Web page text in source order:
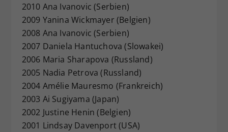
2010 Ana Ivanovic (Serbien)
2009 Yanina Wickmayer (Belgien)
2008 Ana Ivanovic (Serbien)
2007 Daniela Hantuchova (Slowakei)
2006 Maria Sharapova (Russland)
2005 Nadia Petrova (Russland)
2004 Amélie Mauresmo (Frankreich)
2003 Ai Sugiyama (Japan)
2002 Justine Henin (Belgien)
2001 Lindsay Davenport (USA)